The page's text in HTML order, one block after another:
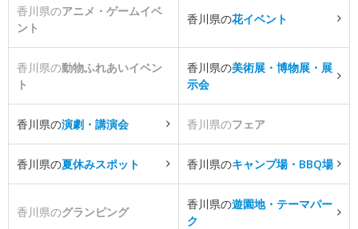
香川県のアニメ・ゲームイベ
ント
香川県の花イベント
香川県の動物ふれあいイベン
ト
香川県の美術展・博物展・展
示会
香川県の演劇・講演会 香川県のフェア
香川県の夏休みスポット 香川県のキャンプ場・BBQ場
香川県のグランピング
香川県の遊園地・テーマパー
ク